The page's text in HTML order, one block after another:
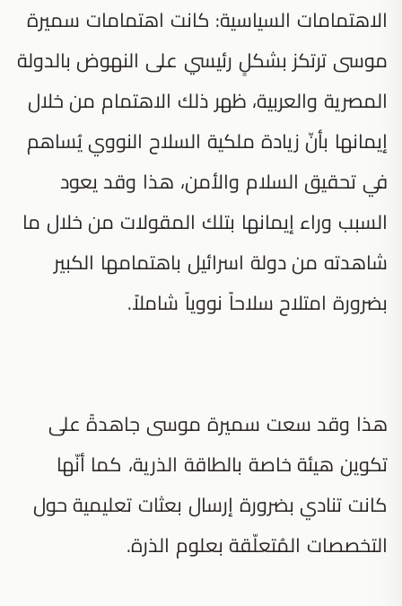
الاهتمامات السياسية: كانت اهتمامات سميرة
موسى ترتكز بشكلٍ رئيسي على النهوض بالدولة
المصرية والعربية، ظهر ذلك الاهتمام من خلال
إيمانها بأنّ زيادة ملكية السلاح النووي يُساهم
في تحقيق السلام والأمن، هذا وقد يعود
السبب وراء إيمانها بتلك المقولات من خلال ما
شاهدته من دولة اسرائيل باهتمامها الكبير
بضرورة امتلاح سلاحاً نووياً شاملاً.
هذا وقد سعت سميرة موسى جاهدةً على
تكوين هيئة خاصة بالطاقة الذرية، كما أنّها
كانت تنادي بضرورة إرسال بعثات تعليمية حول
التخصصات المُتعلّقة بعلوم الذرة.